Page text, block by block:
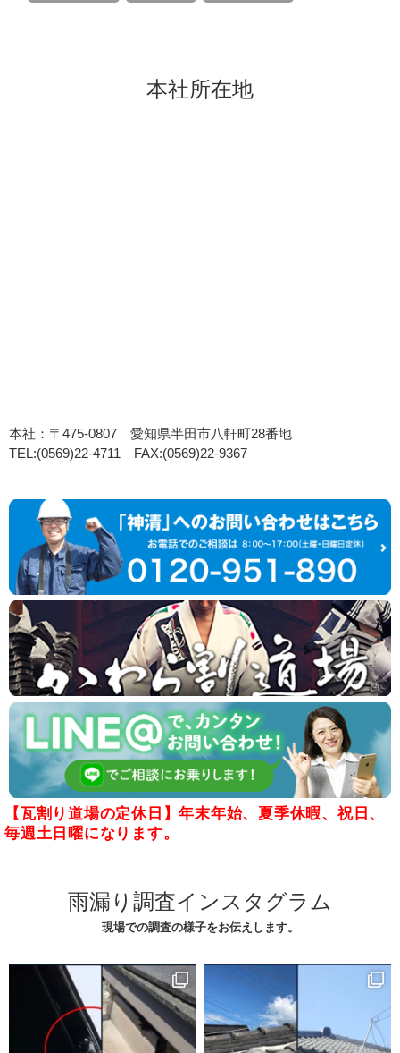
本社所在地
本社：〒475-0807 愛知県半田市八軒町28番地
TEL:(0569)22-4711 FAX:(0569)22-9367
【瓦割り道場の定休日】年末年始、夏季休暇、祝日、
毎週土日曜になります。
雨漏り調査インスタグラム
現場での調査の様子をお伝えします。